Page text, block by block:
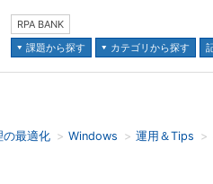
RPA BANK
課題から探す
カテゴリから探す
の最適化 Windows 運用＆Tips